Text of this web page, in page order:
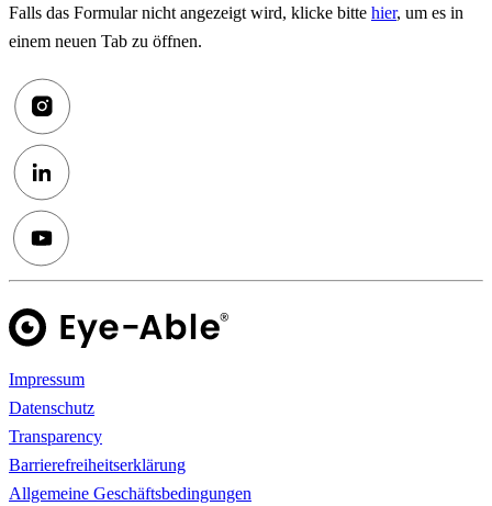
Falls das Formular nicht angezeigt wird, klicke bitte hier, um es in
einem neuen Tab zu öffnen.
Impressum
Datenschutz
Transparency
Barrierefreiheitserklärung
Allgemeine Geschäftsbedingungen